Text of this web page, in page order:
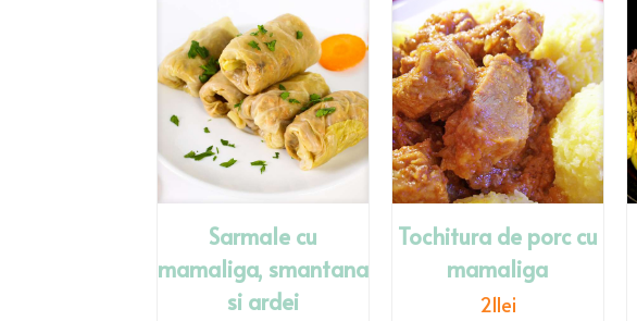
Sarmale cu
mamaliga, smantana
si ardei
Tochitura de porc cu
mamaliga
21lei